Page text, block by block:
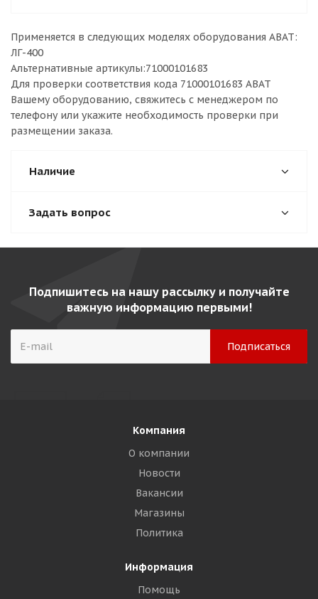
Применяется в следующих моделях оборудования ABAT:
ЛГ-400
Альтернативные артикулы:71000101683
Для проверки соответствия кода 71000101683 ABAT
Вашему оборудованию, свяжитесь с менеджером по
телефону или укажите необходимость проверки при
размещении заказа.
Наличие
Задать вопрос
Подпишитесь на нашу рассылку и получайте
важную информацию первыми!
Компания
О компании
Новости
Вакансии
Магазины
Политика
Информация
Помощь